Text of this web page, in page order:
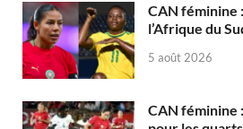
CAN féminine
l’Afrique du
5 août 2026
CAN féminine